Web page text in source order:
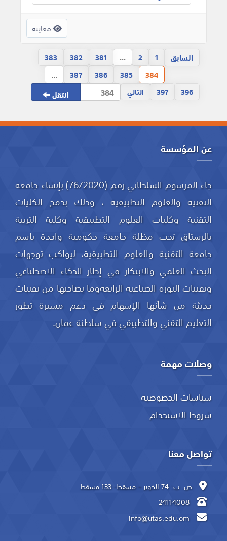
معاينة
السابق 1
2
...
381
382
383
384
385
386
387
...
396
397 التالي انتقل
عن المؤسسة
جاء المرسوم السلطاني رقم (76/2020) بإنشاء جامعة
التقنية والعلوم التطبيقية ، وذلك بدمج الكليات
التقنية وكليات العلوم التطبيقية وكلية التربية
بالرستاق تحت مظلة جامعة حكومية واحدة باسم
جامعة التقنية والعلوم التطبيقية، ليواكب توجهات
البحث العلمي والابتكار في إطار الذكاء الاصطناعي
وتقنيات الثورة الصناعية الرابعةوما يصاحبها من تقنيات
حديثة من شأنها الإسهام في دعم مسيرة تطور
التعليم التقني والتطبيقي في سلطنة عمان.
وصلات مهمة
سياسات الخصوصية
شروط الاستخدام
تواصل معنا
ص. ب: 74 الخوير – مسقط- 133 مسقط
24114008